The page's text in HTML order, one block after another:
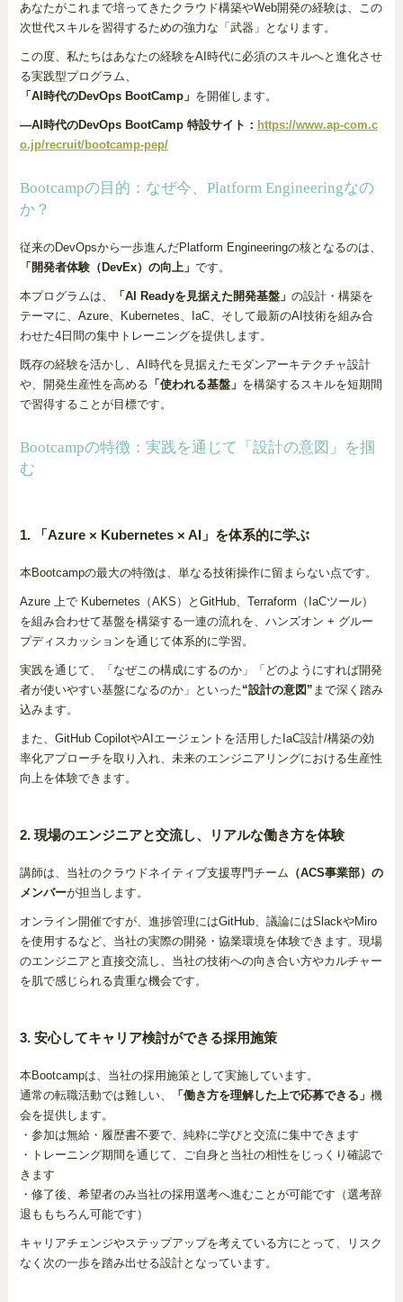
あなたがこれまで培ってきたクラウド構築やWeb開発の経験は、この
次世代スキルを習得するための強力な「武器」となります。
この度、私たちはあなたの経験をAI時代に必須のスキルへと進化させ
る実践型プログラム、
「AI時代のDevOps BootCamp」 を開催します。
―AI時代のDevOps BootCamp 特設サイト： https://www.ap-com.c
o.jp/recruit/bootcamp-pep/
Bootcampの目的：なぜ今、Platform Engineeringなの
か？
従来のDevOpsから一歩進んだPlatform Engineeringの核となるのは、
「開発者体験（DevEx）の向上」 です。
本プログラムは、 「AI Readyを見据えた開発基盤」 の設計・構築を
テーマに、Azure、Kubernetes、IaC、そして最新のAI技術を組み合
わせた4日間の集中トレーニングを提供します。
既存の経験を活かし、AI時代を見据えたモダンアーキテクチャ設計
や、開発生産性を高める 「使われる基盤」 を構築するスキルを短期間
で習得することが目標です。
Bootcampの特徴：実践を通じて「設計の意図」を掴
む
1. 「Azure × Kubernetes × AI」を体系的に学ぶ
本Bootcampの最大の特徴は、単なる技術操作に留まらない点です。
Azure 上で Kubernetes（AKS）とGitHub、Terraform（IaCツール）
を組み合わせて基盤を構築する一連の流れを、ハンズオン + グルー
プディスカッションを通じて体系的に学習。
実践を通じて、「なぜこの構成にするのか」「どのようにすれば開発
者が使いやすい基盤になるのか」といった“設計の意図” まで深く踏み
込みます。
また、GitHub CopilotやAIエージェントを活用したIaC設計/構築の効
率化アプローチを取り入れ、未来のエンジニアリングにおける生産性
向上を体験できます。
2. 現場のエンジニアと交流し、リアルな働き方を体験
講師は、当社のクラウドネイティブ支援専門チーム （ACS事業部）の
メンバーが担当します。
オンライン開催ですが、進捗管理にはGitHub、議論にはSlackやMiro
を使用するなど、当社の実際の開発・協業環境を体験できます。現場
のエンジニアと直接交流し、当社の技術への向き合い方やカルチャー
を肌で感じられる貴重な機会です。
3. 安心してキャリア検討ができる採用施策
本Bootcampは、当社の採用施策として実施しています。
通常の転職活動では難しい、
「働き方を理解した上で応募できる」 機
会を提供します。
・参加は無給・履歴書不要で、純粋に学びと交流に集中できます
・トレーニング期間を通じて、ご自身と当社の相性をじっくり確認で
きます
・修了後、希望者のみ当社の採用選考へ進むことが可能です（選考辞
退ももちろん可能です）
キャリアチェンジやステップアップを考えている方にとって、リスク
なく次の一歩を踏み出せる設計となっています。